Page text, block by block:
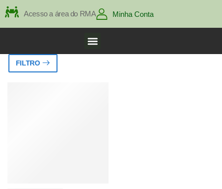
Acesso a área do RMA Minha Conta
FILTRO